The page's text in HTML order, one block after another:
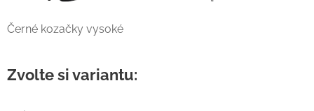
Černé kozačky vysoké
Zvolte si variantu: